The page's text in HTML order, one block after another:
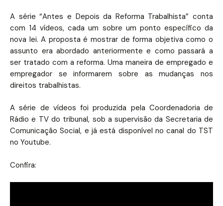
A série “Antes e Depois da Reforma Trabalhista” conta
com 14 vídeos, cada um sobre um ponto específico da
nova lei. A proposta é mostrar de forma objetiva como o
assunto era abordado anteriormente e como passará a
ser tratado com a reforma. Uma maneira de empregado e
empregador se informarem sobre as mudanças nos
direitos trabalhistas.
A série de vídeos foi produzida pela Coordenadoria de
Rádio e TV do tribunal, sob a supervisão da Secretaria de
Comunicação Social, e já está disponível nocanal do TST
no Youtube.
Confira: